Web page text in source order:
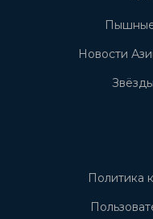
Новости
Политика